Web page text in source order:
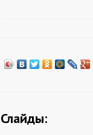
Слайды: